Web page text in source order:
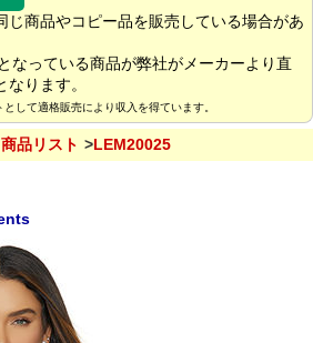
じ商品やコピー品を販売している場合があ
となっている商品が弊社がメーカーより直
ります。
して適格販売により収入を得ています。
商品リスト LEM20025